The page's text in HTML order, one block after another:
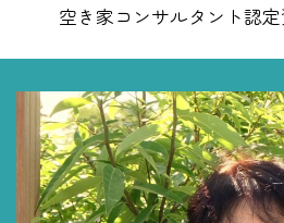
空き家コンサルタント認定